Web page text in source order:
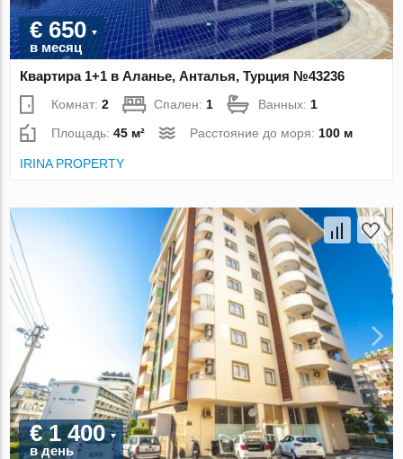
€ 650
в месяц
Квартира 1+1 в Аланье, Анталья, Турция №43236
Комнат:2 Спален: 1 Ванных: 1
Площадь:45 м² Расстояние до моря: 100 м
IRINA PROPERTY
€ 1 400
в день